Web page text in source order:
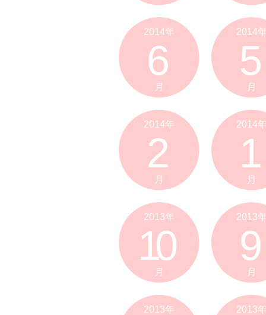
2014年
6
月
2014
5
月
2014年
2
月
2014
1
月
2013年
10
月
2013
9
月
2013年 2013